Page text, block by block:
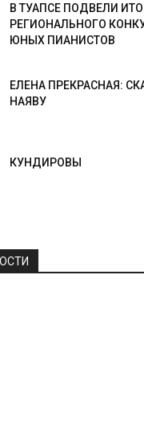
В ТУАПСЕ ПОДВЕЛИ
РЕГИОНАЛЬНОГО
ЮНЫХ ПИАНИСТОВ
ЕЛЕНА ПРЕКРАСНАЯ:
НАЯВУ
КУНДИРОВЫ